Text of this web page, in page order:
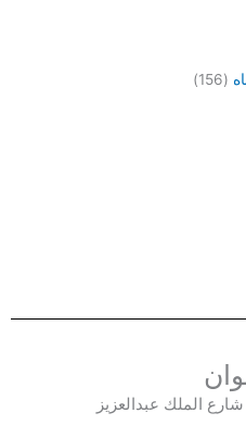
(156)
الملك عبدالعزيز